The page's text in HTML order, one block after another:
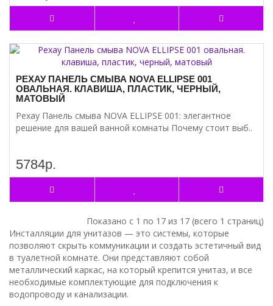
РЕХАУ ПАНЕЛЬ СМЫВА NOVA ELLIPSE 001
ОВАЛЬНАЯ. КЛАВИША, ПЛАСТИК, ЧЕРНЫЙ,
МАТОВЫЙ
Рехау Панель смыва NOVA ELLIPSE 001: элегантное
решение для вашей ванной комнаты Почему стоит выб..
5784р.
Показано с 1 по 17 из 17 (всего 1 страниц)
Инсталляции для унитазов — это системы, которые
позволяют скрыть коммуникации и создать эстетичный вид
в туалетной комнате. Они представляют собой
металлический каркас, на который крепится унитаз, и все
необходимые комплектующие для подключения к
водопроводу и канализации.